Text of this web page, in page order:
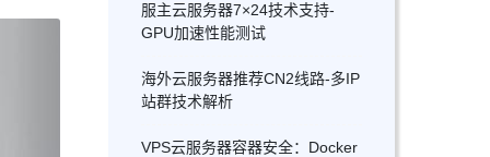
服主云服务器7×24技术支持-
GPU加速性能测试
海外云服务器推荐CN2线路-多IP
站群技术解析
VPS云服务器容器安全：Docker